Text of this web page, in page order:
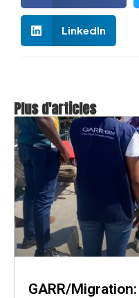
LinkedIn
Plus d'articles
GARR/